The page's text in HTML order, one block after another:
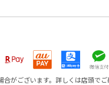
がございます。詳しくは店頭でご